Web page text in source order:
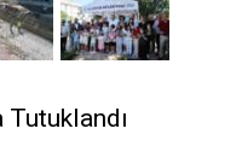
Tutuklandı